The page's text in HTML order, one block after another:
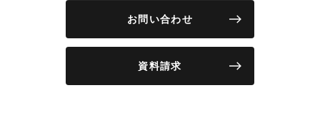
お問い合わせ
資料請求